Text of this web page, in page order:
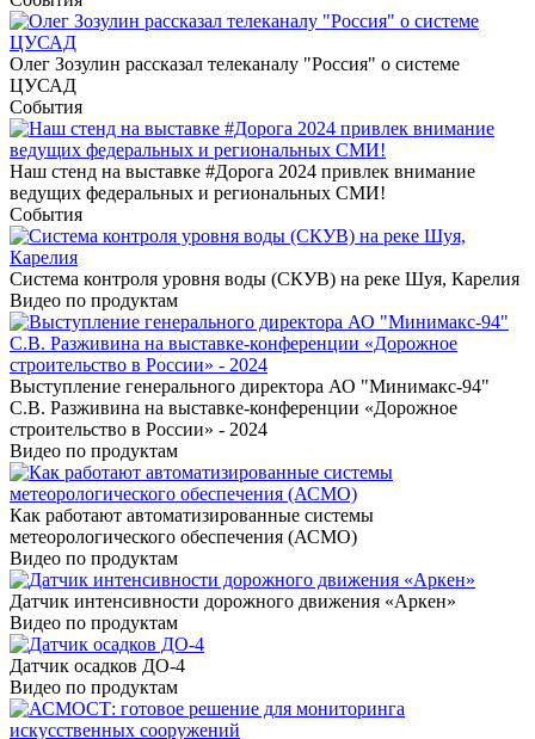
Олег Зозулин рассказал телеканалу "Россия" о системе
ЦУСАД
События
Наш стенд на выставке #Дорога 2024 привлек внимание
ведущих федеральных и региональных СМИ!
События
Система контроля уровня воды (СКУВ) на реке Шуя, Карелия
Видео по продуктам
Выступление генерального директора АО "Минимакс-94"
С.В. Разживина на выставке-конференции «Дорожное
строительство в России» - 2024
Видео по продуктам
Как работают автоматизированные системы
метеорологического обеспечения (АСМО)
Видео по продуктам
Датчик интенсивности дорожного движения «Аркен»
Видео по продуктам
Датчик осадков ДО-4
Видео по продуктам